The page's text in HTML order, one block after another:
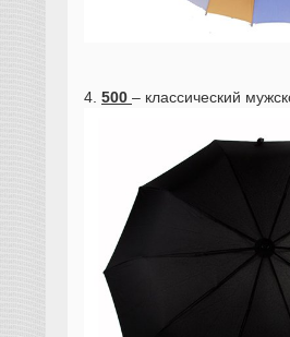
4. 500 – классический